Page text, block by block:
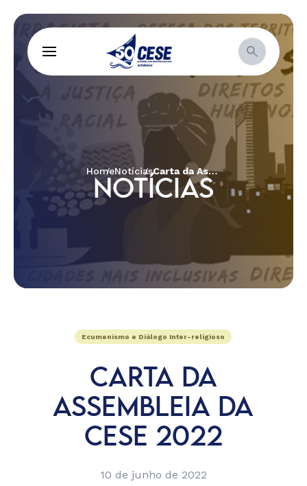
HomeNotícias Carta da Assembleia da CESE 2022
NOTÍCIAS
Ecumenismo e Diálogo Inter-religioso
CARTA DA
ASSEMBLEIA DA
CESE 2022
10 de junho de 2022